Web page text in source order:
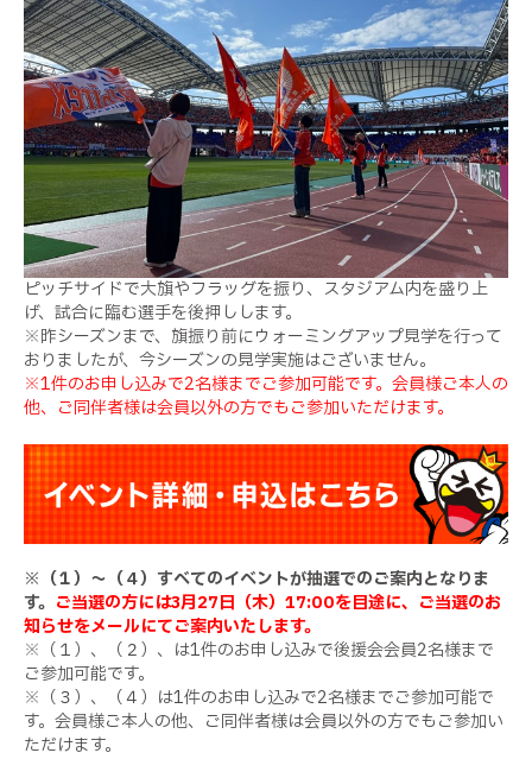
ピッチサイドで大旗やフラッグを振り、スタジアム内を盛り上
げ、試合に臨む選手を後押しします。
※昨シーズンまで、旗振り前にウォーミングアップ見学を行って
おりましたが、今シーズンの見学実施はございません。
※1件のお申し込みで2名様までご参加可能です。会員様ご本人の
他、ご同伴者様は会員以外の方でもご参加いただけます。
※（１）～（４）すべてのイベントが抽選でのご案内となりま
す。 ご当選の方には3月27日（木）17:00を目途に、ご当選のお
知らせをメールにてご案内いたします。
※（１）、（２）、は1件のお申し込みで後援会会員2名様まで
ご参加可能です。
※（３）、（４）は1件のお申し込みで2名様までご参加可能で
す。会員様ご本人の他、ご同伴者様は会員以外の方でもご参加い
ただけます。